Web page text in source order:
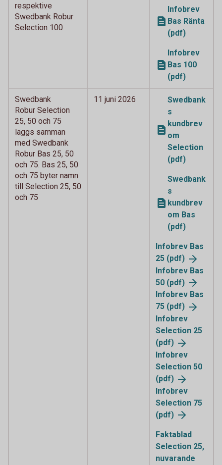
respektive
Swedbank Robur
Selection 100
Infobrev
Bas Ränta
(pdf)
Infobrev
Bas 100
(pdf)
Swedbank
Robur Selection
25, 50 och 75
läggs samman
med Swedbank
Robur Bas 25, 50
och 75. Bas 25, 50
och 75 byter namn
till Selection 25, 50
och 75
11 juni 2026
Swedbank
s
kundbrev
om
Selection
(pdf)
Swedbank
s
kundbrev
om Bas
(pdf)
Infobrev Bas
25 (pdf)
Infobrev Bas
50 (pdf)
Infobrev Bas
75 (pdf)
Infobrev
Selection 25
(pdf)
Infobrev
Selection 50
(pdf)
Infobrev
Selection 75
(pdf)
Faktablad
Selection 25,
nuvarande